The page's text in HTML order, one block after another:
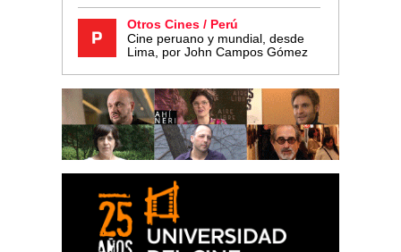
Otros Cines / Perú
Cine peruano y mundial, desde
Lima, por John Campos Gómez